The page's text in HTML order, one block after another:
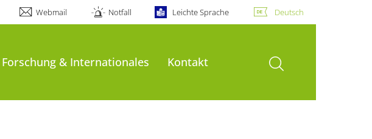
Webmail Notfall Leichte Sprache Deutsch
Forschung & Internationales Kontakt Suche öffnen